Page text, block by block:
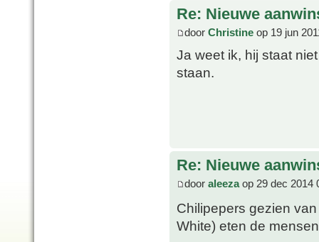
Re: Nieuwe
door Christine op 19 jun
Ja weet ik, hij staat
staan.
Re: Nieuwe
door aleezaop 29 dec 2014
Chilipepers gezien
White) eten de